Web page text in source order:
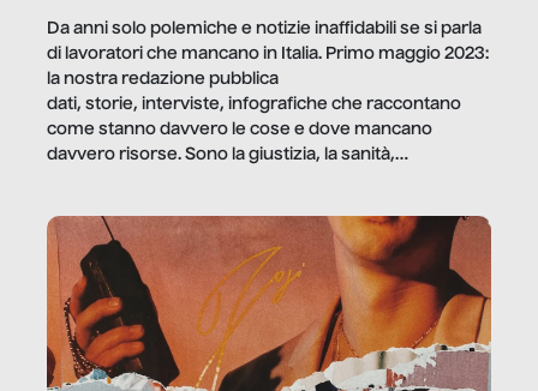
Da anni solo polemiche e notizie inaffidabili se si parla
di lavoratori che mancano in Italia. Primo maggio 2023:
la nostra redazione pubblica
dati, storie, interviste, infografiche che raccontano
come stanno davvero le cose e dove mancano
davvero risorse. Sono la giustizia, la sanità,